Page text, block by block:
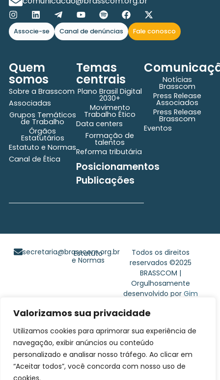
Valorizamos sua privacidade
Utilizamos cookies para aprimorar sua experiência de
navegação, exibir anúncios ou conteúdo
personalizado e analisar nosso tráfego. Ao clicar em
“Aceitar todos”, você concorda com nosso uso de
cookies.
Associe-se Canal de denúncias Fale conosco
Quem
somos
Sobre a Brasscom
Associadas
Grupos Temáticos
de Trabalho
Órgãos
Estatutários
Estatuto e Normas
Canal de Ética
Temas
centrais
Plano Brasil Digital
2030+
Movimento
Trabalho Ético
Data centers
Formação de
talentos
Reforma tributária
Posicionamentos
Publicações
Notícias
Brasscom
Press Release
Associados
Press Release
Brasscom
Eventos
Todos os direitos
reservados ©2025
BRASSCOM |
Orgulhosamente
desenvolvido porGim
secretaria@brasscom.org.br
Estatuto
e Normas